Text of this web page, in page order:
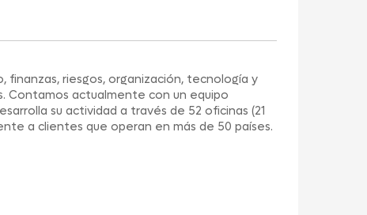
riesgos, organización, tecnología y
Contamos actualmente con un equipo
su actividad a través de 52 oficinas (21
a clientes que operan en más de 50 países.